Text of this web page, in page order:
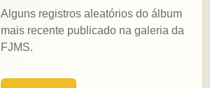
Alguns registros aleatórios do álbum
mais recente publicado na galeria da
FJMS.